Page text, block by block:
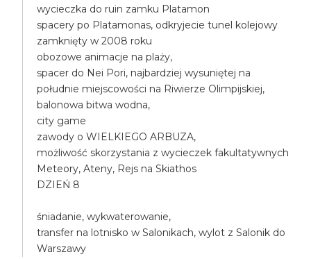
wycieczka do ruin zamku Platamon
spacery po Platamonas, odkryjecie tunel kolejowy
zamknięty w 2008 roku
obozowe animacje na plaży,
spacer do Nei Pori, najbardziej wysuniętej na
południe miejscowości na Riwierze Olimpijskiej,
balonowa bitwa wodna,
city game
zawody o WIELKIEGO ARBUZA,
możliwość skorzystania z wycieczek fakultatywnych
Meteory, Ateny, Rejs na Skiathos
DZIEŃ 8
śniadanie, wykwaterowanie,
transfer na lotnisko w Salonikach, wylot z Salonik do
Warszawy